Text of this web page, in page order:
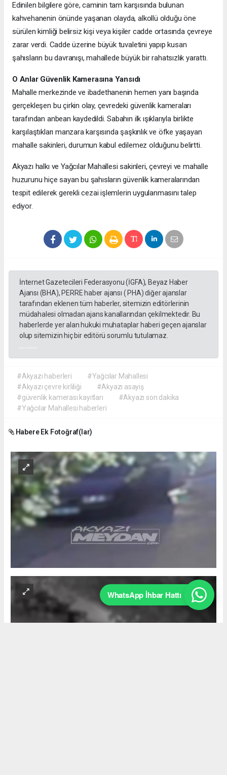
Edinilen bilgilere göre, caminin tam karşısında bulunan
kahvehanenin önünde yaşanan olayda, alkollü olduğu öne
sürülen kimliği belirsiz kişi veya kişiler cadde ortasında çevreye
zarar verdi. Cadde üzerine büyük tuvaletini yapıp kusan
şahısların bu davranışı, mahallede büyük bir rahatsızlık yarattı.
O Anlar Güvenlik Kamerasına Yansıdı
Mahalle merkezinde ve ibadethanenin hemen yanı başında
gerçekleşen bu çirkin olay, çevredeki güvenlik kameraları
tarafından anbean kaydedildi. Sabahın ilk ışıklarıyla birlikte
karşılaştıkları manzara karşısında şaşkınlık ve öfke yaşayan
mahalle sakinleri, durumun kabul edilemez olduğunu belirtti.
Akyazı halkı ve Yağcılar Mahallesi sakinleri, çevreyi ve mahalle
huzurunu hiçe sayan bu şahısların güvenlik kameralarından
tespit edilerek gerekli cezai işlemlerin uygulanmasını talep
ediyor.
İnternet Gazetecileri Federasyonu (İGFA), Beyaz Haber
Ajansı (BHA), PERRE haber ajansı ( PHA) diğer ajanslar
tarafından eklenen tüm haberler, sitemizin editörlerinin
müdahalesi olmadan ajans kanallarından çekilmektedir. Bu
haberlerde yer alan hukuki muhataplar haberi geçen ajanslar
olup sitemizin hiç bir editörü sorumlu tutulamaz.
#Akyazı haberleri
#Yağcılar Mahallesi
#Akyazı çevre kirliliği
#Akyazı asayiş
#güvenlik kamerası kayıtları
#Akyazı son dakika
#Yağcılar Mahallesi haberleri
Habere Ek Fotoğraf(lar)
WhatsApp İhbar Hattı